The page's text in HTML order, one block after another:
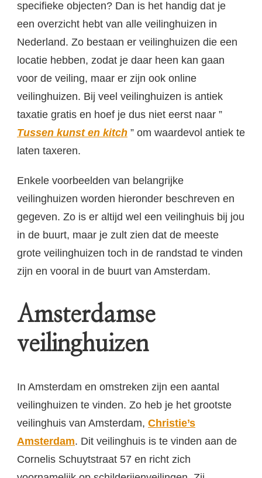
specifieke objecten? Dan is het handig dat je
een overzicht hebt van alle veilinghuizen in
Nederland. Zo bestaan er veilinghuizen die een
locatie hebben, zodat je daar heen kan gaan
voor de veiling, maar er zijn ook online
veilinghuizen. Bij veel veilinghuizen is antiek
taxatie gratis en hoef je dus niet eerst naar ”
Tussen kunst en kitch ” om waardevol antiek te
laten taxeren.
Enkele voorbeelden van belangrijke
veilinghuizen worden hieronder beschreven en
gegeven. Zo is er altijd wel een veilinghuis bij jou
in de buurt, maar je zult zien dat de meeste
grote veilinghuizen toch in de randstad te vinden
zijn en vooral in de buurt van Amsterdam.
Amsterdamse
veilinghuizen
In Amsterdam en omstreken zijn een aantal
veilinghuizen te vinden. Zo heb je het grootste
veilinghuis van Amsterdam, Christie’s
Amsterdam. Dit veilinghuis is te vinden aan de
Cornelis Schuytstraat 57 en richt zich